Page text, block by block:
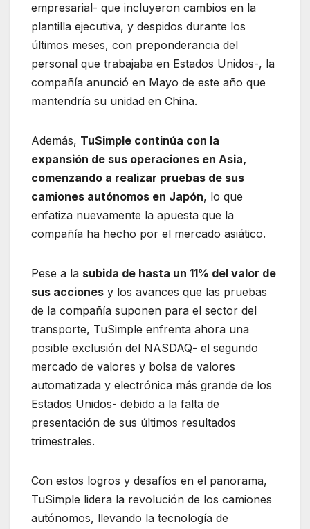
empresarial- que incluyeron cambios en la
plantilla ejecutiva, y despidos durante los
últimos meses, con preponderancia del
personal que trabajaba en Estados Unidos-, la
compañía anunció en Mayo de este año que
mantendría su unidad en China.
Además, TuSimple continúa con la
expansión de sus operaciones en Asia,
comenzando a realizar pruebas de sus
camiones autónomos en Japón, lo que
enfatiza nuevamente la apuesta que la
compañía ha hecho por el mercado asiático.
Pese a la subida de hasta un 11% del valor de
sus acciones y los avances que las pruebas
de la compañía suponen para el sector del
transporte, TuSimple enfrenta ahora una
posible exclusión del NASDAQ- el segundo
mercado de valores y bolsa de valores
automatizada y electrónica más grande de los
Estados Unidos- debido a la falta de
presentación de sus últimos resultados
trimestrales.
Con estos logros y desafíos en el panorama,
TuSimple lidera la revolución de los camiones
autónomos, llevando la tecnología de